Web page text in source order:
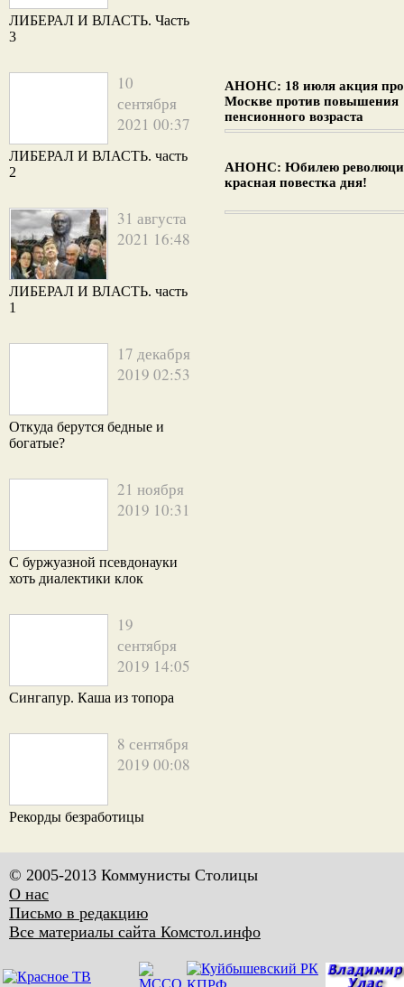
ЛИБЕРАЛ И ВЛАСТЬ. Часть
3
10
сентября
2021 00:37
ЛИБЕРАЛ И ВЛАСТЬ. часть
2
31 августа
2021 16:48
ЛИБЕРАЛ И ВЛАСТЬ. часть
1
17 декабря
2019 02:53
Откуда берутся бедные и
богатые?
21 ноября
2019 10:31
С буржуазной псевдонауки
хоть диалектики клок
19
сентября
2019 14:05
Сингапур. Каша из топора
8 сентября
2019 00:08
Рекорды безработицы
АНОНС: 18 июля акция
Москве против повышения
пенсионного возраста
АНОНС: Юбилею
красная повестка дня!
© 2005-2013 Коммунисты Столицы
О нас
Письмо в редакцию
Все материалы сайта Комстол.инфо